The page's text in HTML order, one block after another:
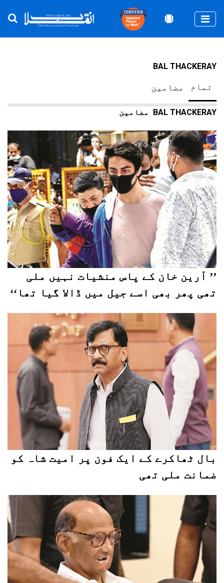
BAL THACKERAY
مضامین تمام
BAL THACKERAY
’’ آرین خان کے پاس منشیات نہیں ملی
تھی پھر بھی اسے جیل میں ڈالا گیا تھا‘‘
بال ٹھاکرے کے ایک فون پر امیت شاہ کو
ضمانت ملی تھی